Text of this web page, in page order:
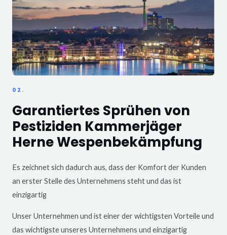
02.
Garantiertes Sprühen von
Pestiziden Kammerjäger
Herne Wespenbekämpfung
Es zeichnet sich dadurch aus, dass der Komfort der Kunden
an erster Stelle des Unternehmens steht und das ist
einzigartig
Unser Unternehmen und ist einer der wichtigsten Vorteile und
das wichtigste unseres Unternehmens und einzigartig